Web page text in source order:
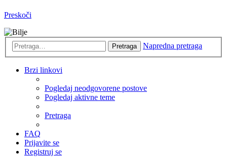
Preskoči
Pretraga Napredna pretraga
Brzi linkovi
Pogledaj neodgovorene postove
Pogledaj aktivne teme
Pretraga
FAQ
Prijavite se
Registruj se